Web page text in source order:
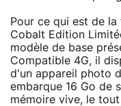
Pour ce qui est de
Cobalt Edition
modèle de base
Compatible 4G, il
d'un appareil photo
embarque 16 Go de
mémoire vive, le